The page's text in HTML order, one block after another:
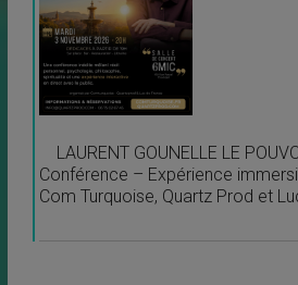
LAURENT GOUNELLE LE
Conférence – Expérience
Com Turquoise, Quartz Prod et